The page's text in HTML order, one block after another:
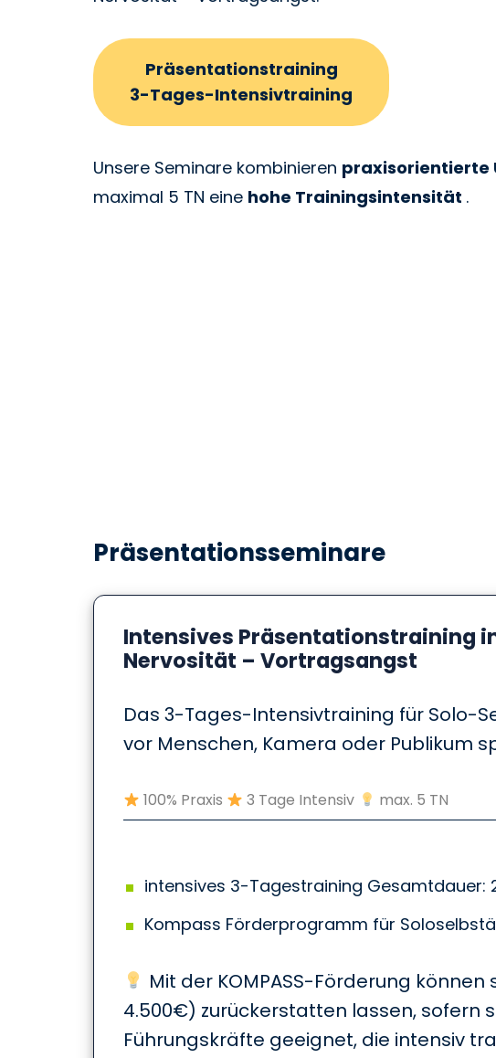
Präsentationstraining
3-Tages-Intensivtraining
Unsere Seminare kombinieren praxisorientierte
maximal 5 TN eine hohe Trainingsintensität .
Präsentationsseminare
Intensives Präsentationstraining
Nervosität – Vortragsangst
Das 3-Tages-Intensivtraining für Solo-
vor Menschen, Kamera oder Publikum
100% Praxis 3 Tage Intensiv max. 5 TN
intensives 3-Tagestraining Gesamtdauer:
Kompass Förderprogramm für
Mit der KOMPASS-Förderung
4.500€) zurückerstatten lassen, sofern
Führungskräfte geeignet, die intensiv